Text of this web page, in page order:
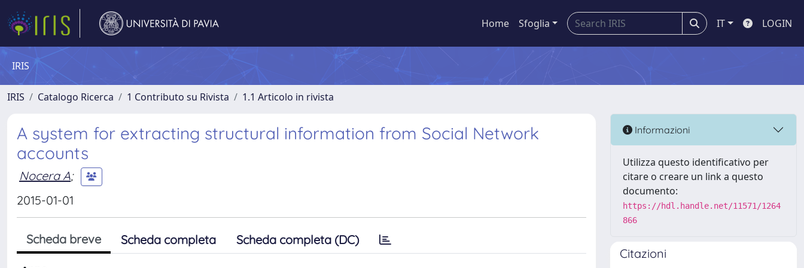
Home Sfoglia IT LOGIN
IRIS
IRIS Catalogo Ricerca 1 Contributo su Rivista 1.1 Articolo in rivista
A system for extracting structural information from Social Network
accounts
Nocera A;
2015-01-01
Scheda breve Scheda completa Scheda completa (DC)
Informazioni
Utilizza questo identificativo per
citare o creare un link a questo
documento:
https://hdl.handle.net/11571/1264
866
Citazioni